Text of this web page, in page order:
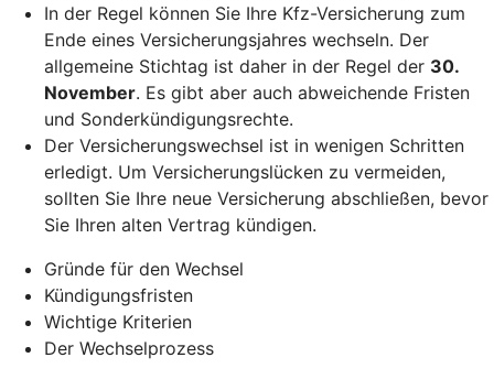
In der Regel können Sie Ihre Kfz-Versicherung zum
Ende eines Versicherungsjahres wechseln. Der
allgemeine Stichtag ist daher in der Regel der 30.
November. Es gibt aber auch abweichende Fristen
und Sonderkündigungsrechte.
Der Versicherungswechsel ist in wenigen Schritten
erledigt. Um Versicherungslücken zu vermeiden,
sollten Sie Ihre neue Versicherung abschließen, bevor
Sie Ihren alten Vertrag kündigen.
Gründe für den Wechsel
Kündigungsfristen
Wichtige Kriterien
Der Wechselprozess